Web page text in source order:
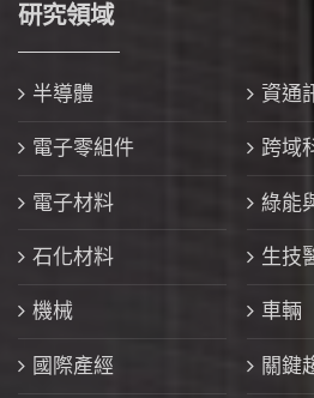
研究領域
半導體 資通
電子零組件 跨域
電子材料 綠能
石化材料 生技
機械 車輛
國際產經 關鍵